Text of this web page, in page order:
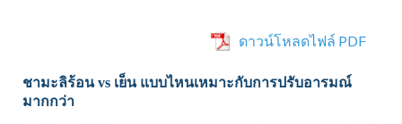
ดาวน์โหลดไฟล์ PDF
ชามะลิร้อน vs เย็น แบบไหนเหมาะกับการปรับอารมณ์
มากกว่า